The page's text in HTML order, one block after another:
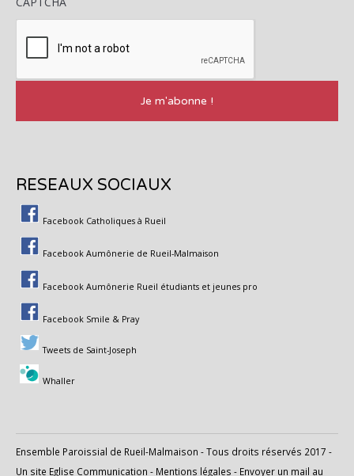
RESEAUX SOCIAUX
Facebook Catholiques à Rueil
Facebook Aumônerie de Rueil-Malmaison
Facebook Aumônerie Rueil étudiants et jeunes pro
Facebook Smile & Pray
Tweets de Saint-Joseph
Whaller
Ensemble Paroissial de Rueil-Malmaison - Tous droits réservés 2017 -
Un site Eglise Communication - Mentions légales - Envoyer un mail au